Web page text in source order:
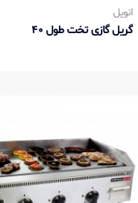
انویل
گریل گازی تخت طول 40